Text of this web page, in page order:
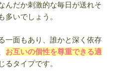
んだか刺激的な毎日が送れそ
多いでしょう。
一面もあり、誰かと深く依存
お互いの個性を尊重できる適
るタイプです。